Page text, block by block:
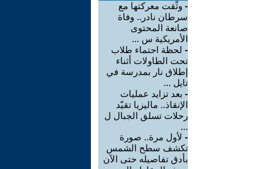
- وثّقت معركتها مع
سرطان نادر.. وفاة
صانعة المحتوى
الأمريكية س ...
- لحظة احتماء طلاب
تحت الطاولات أثناء
إطلاق نار بمدرسة في
تايل ...
- بعد تزايد عمليات
الإنقاذ.. ماليزيا تقيّد
رحلات تسلق الجبال ل
...
- لأول مرة.. صورة
تكشف سطح الشمس
بأدق تفاصيله حتى الآن